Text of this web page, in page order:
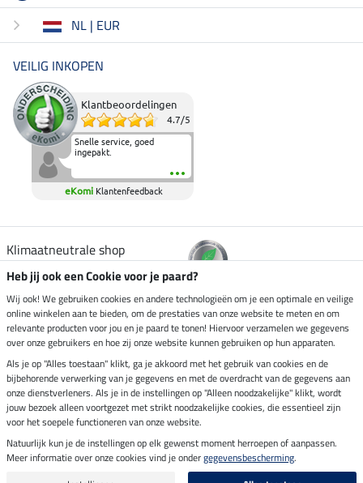
NL | EUR
VEILIG INKOPEN
Klantbeoordelingen
4.7/5
Snelle service, goed
ingepakt.
eKomi Klantenfeedback
Klimaatneutrale shop
Verzending per
Veilig betalen met
Impressum
Laatste update op 07.08.2026 om 14:39 uur
Heb jij ook een Cookie voor je paard?
Wij ook! We gebruiken cookies en andere technologieën om je een optimale en veilige
online winkelen aan te bieden, om de prestaties van onze website te meten en om
relevante producten voor jou en je paard te tonen! Hiervoor verzamelen we gegevens
over onze gebruikers en hoe zij onze website kunnen gebruiken op hun apparaten.
Als je op "Alles toestaan" klikt, ga je akkoord met het gebruik van cookies en de
bijbehorende verwerking van je gegevens en met de overdracht van de gegevens aan
onze dienstverleners. Als je in de instellingen op "Alleen noodzakelijke" klikt, wordt
jouw bezoek alleen voortgezet met strikt noodzakelijke cookies, die essentieel zijn
voor het soepele functioneren van onze website.
Natuurlijk kun je de instellingen op elk gewenst moment herroepen of aanpassen.
Meer informatie over onze cookies vind je ondergegevensbescherming.